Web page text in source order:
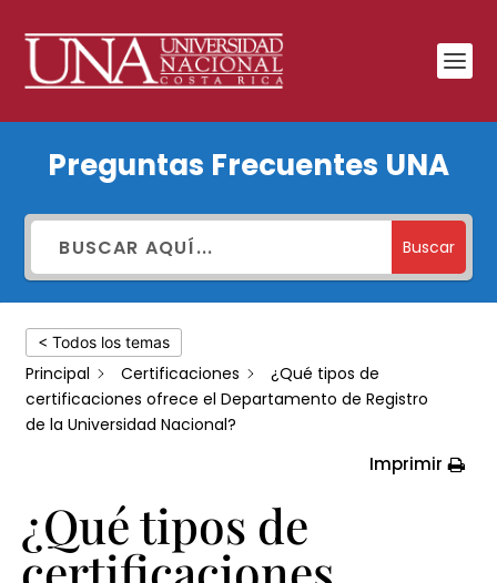
tipos
de
certificaciones
ofrece
Departamento
de
Registro
Universidad
Preguntas Frecuentes UNA
Buscar
< Todos los temas
Principal Certificaciones
¿Qué tipos de
certificaciones ofrece el Departamento de Registro
de la Universidad Nacional?
Imprimir
¿Qué tipos de